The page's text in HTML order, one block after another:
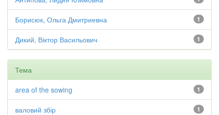
1
Борисюк, Ольга Дмитриевна
1
Дикий, Віктор Васильович
Тема
1
area of the sowing
1
валовий збір